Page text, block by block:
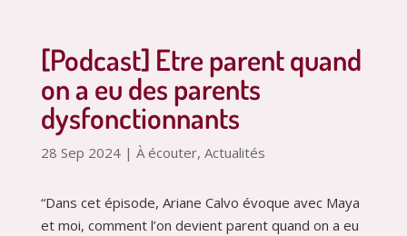
[Podcast] Etre parent quand
on a eu des parents
dysfonctionnants
28 Sep 2024| À écouter, Actualités
“Dans cet épisode, Ariane Calvo évoque avec Maya
et moi, comment l’on devient parent quand on a eu